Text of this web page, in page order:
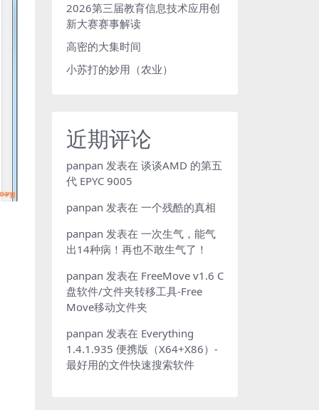
2026第三届教育信息技术应用创
新大赛赛事解读
高密的大集时间
小苏打的妙用（农业）
近期评论
panpan 发表在 谈谈AMD 的第五
代 EPYC 9005
panpan 发表在 一个残酷的真相
panpan 发表在 一次生气，能气
出14种病！再也不敢生气了！
panpan 发表在 FreeMove v1.6 C
盘软件/文件夹转移工具-Free
Move移动文件夹
panpan 发表在 Everything
1.4.1.935 便携版（X64+X86）-
最好用的文件快速搜索软件